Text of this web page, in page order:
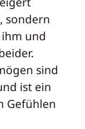
sondern
und
sind
ist ein
Gefühlen